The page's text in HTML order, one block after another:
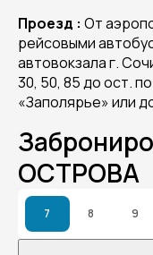
Проезд : От
рейсовыми
автовокзала г.
30, 50, 85 до ост.
«Заполярье» или
ОСТРОВА
7 8 9